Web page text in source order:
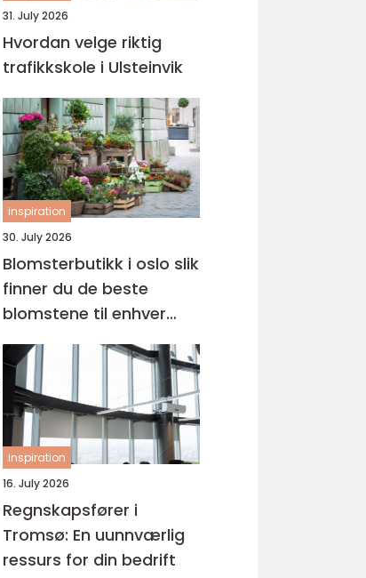
31. July 2026
Hvordan velge riktig
trafikkskole i Ulsteinvik
inspiration
30. July 2026
Blomsterbutikk i oslo slik
finner du de beste
blomstene til enhver
anledning
inspiration
16. July 2026
Regnskapsfører i
Tromsø: En uunnværlig
ressurs for din bedrift